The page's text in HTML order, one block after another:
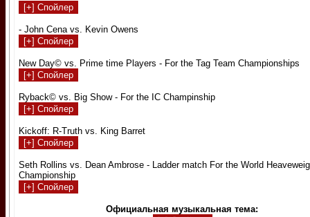
- John Cena vs. Kevin Owens
New Day© vs. Prime time Players - For the Tag Team Championships
Ryback© vs. Big Show - For the IC Champinship
Kickoff: R-Truth vs. King Barret
Seth Rollins vs. Dean Ambrose - Ladder match For the World
Championship
Официальная музыкальная тема: